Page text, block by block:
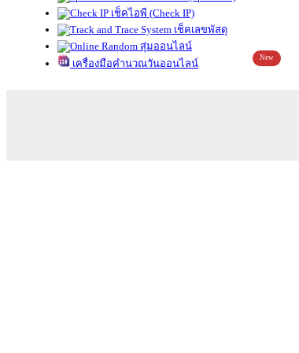
เช็คไอพี (Check IP)
เช็คเลขพัสดุ
สุ่มออนไลน์
เครื่องมือคำนวณวันออนไลน์
New